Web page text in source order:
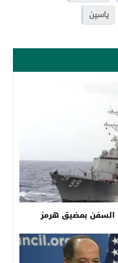
ياسين
السفن بمضيق هرمز